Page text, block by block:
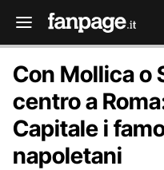
Con Mollica o
centro a
Capitale i
napoletani